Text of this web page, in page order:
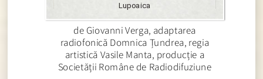
Lupoaica
de Giovanni Verga, adaptarea
radiofonică Domnica Țundrea, regia
artistică Vasile Manta, producție a
Societății Române de Radiodifuziune